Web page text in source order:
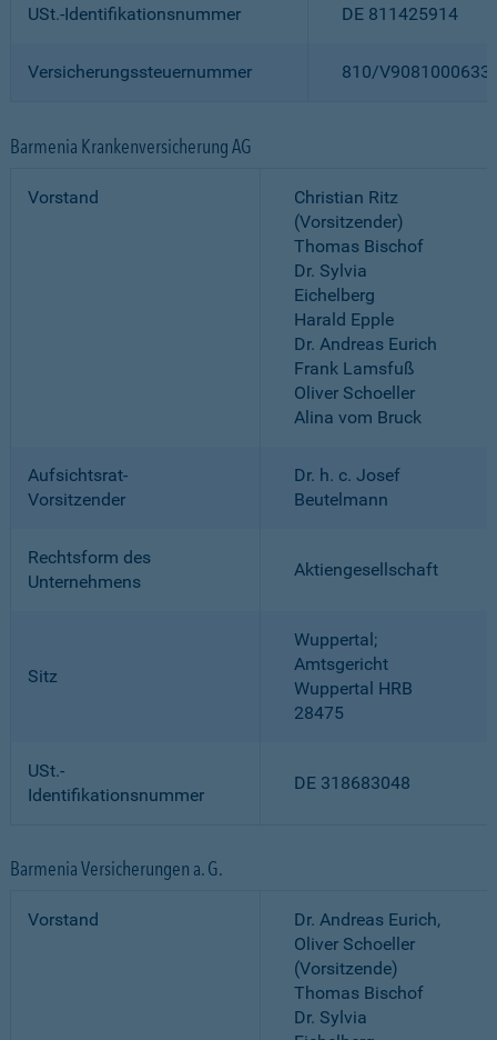
USt.-Identifikationsnummer DE 811425914
Versicherungssteuernummer 810/
Barmenia Krankenversicherung AG
Vorstand
Christian Ritz
(Vorsitzender)
Thomas Bischof
Dr. Sylvia
Eichelberg
Harald Epple
Dr. Andreas Eurich
Frank Lamsfuß
Oliver Schoeller
Alina vom Bruck
Aufsichtsrat-
Vorsitzender
Dr. h. c. Josef
Beutelmann
Rechtsform des
Unternehmens
Aktiengesellschaft
Sitz
Wuppertal;
Amtsgericht
Wuppertal HRB
28475
USt.-
Identifikationsnummer
DE 318683048
Barmenia Versicherungen a. G.
Vorstand
Dr. Andreas Eurich,
Oliver Schoeller
(Vorsitzende)
Thomas Bischof
Dr. Sylvia